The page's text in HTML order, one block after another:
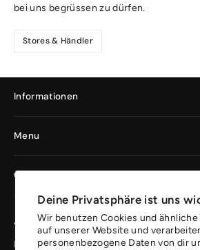
Deine Privatsphäre ist uns
Wir benutzen Cookies und
auf unserer Website und
personenbezogene Daten von dir
bei uns begrüssen zu dürfen.
Stores & Händler
Informationen
Menu
Geschäftskunden
Jetzt registrieren und profitieren
Erhalte 10% auf deine erste Bestellung.